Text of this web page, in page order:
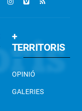
+
TERRITORIS
OPINIÓ
GALERIES